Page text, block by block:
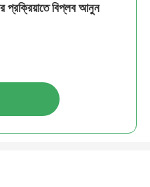
প্রক্রিয়াতে বিপ্লব আনুন